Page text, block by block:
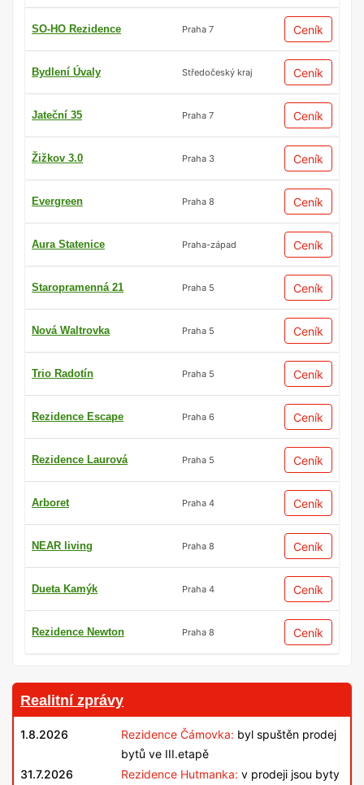
SO-HO Rezidence Praha 7 Ceník
Bydlení Úvaly Středočeský kraj Ceník
Jateční 35 Praha 7 Ceník
Žižkov 3.0 Praha 3 Ceník
Evergreen Praha 8 Ceník
Aura Statenice Praha-západ Ceník
Staropramenná 21 Praha 5 Ceník
Nová Waltrovka Praha 5 Ceník
Trio Radotín Praha 5 Ceník
Rezidence Escape Praha 6 Ceník
Rezidence Laurová Praha 5 Ceník
Arboret Praha 4 Ceník
NEAR living Praha 8 Ceník
Dueta Kamýk Praha 4 Ceník
Rezidence Newton Praha 8 Ceník
Realitní zprávy
1.8.2026 Rezidence Čámovka: byl spuštěn prodej
bytů ve III.etapě
31.7.2026
Rezidence Hutmanka: v prodeji jsou byty